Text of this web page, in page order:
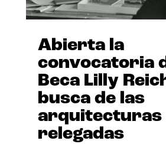
Abierta la
convocatoria
Beca Lilly
busca de las
arquitecturas
relegadas